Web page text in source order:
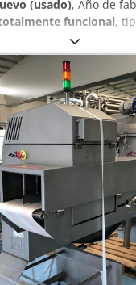
regusto y apariencia
• Bajo volumen de
y productos de alto
adecuadas para
30 L/H a 600 bar
No. Etapas: 2
Inmediatamente
(usado), Año de
funcional,
, tensión de entrada:
con sistema de
mm * Diámetro: 3.200
máxima de
de operación: 120
Chodpfx Aeyt
Técnicas * Marca de la
NB B1200 *
+ vapor *
máxima admisible:
bar(g) * Temperatura
20 °C * Superficie
litros * Potencia
6.200 kg